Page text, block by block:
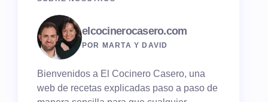
elcocinerocasero.com
POR MARTA Y DAVID
Bienvenidos a El Cocinero Casero, una
web de recetas explicadas paso a paso de